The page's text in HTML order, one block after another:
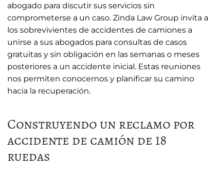
abogado para discutir sus servicios sin
comprometerse a un caso. Zinda Law Group invita a
los sobrevivientes de accidentes de camiones a
unirse a sus abogados para consultas de casos
gratuitas y sin obligación en las semanas o meses
posteriores a un accidente inicial. Estas reuniones
nos permiten conocernos y planificar su camino
hacia la recuperación.
Construyendo un reclamo por
accidente de camión de 18
ruedas